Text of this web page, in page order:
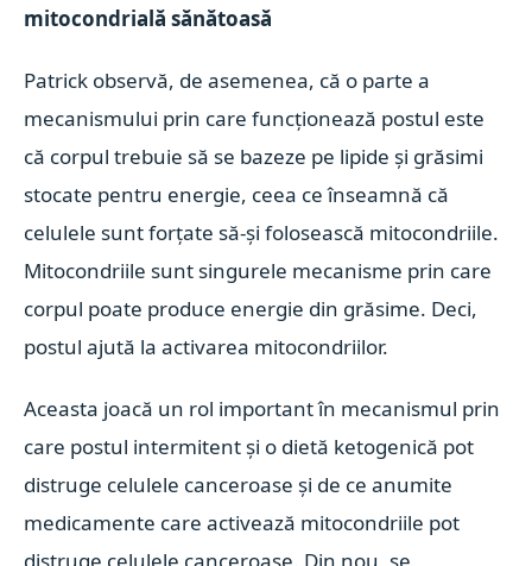
mitocondrială sănătoasă
Patrick observă, de asemenea, că o parte a
mecanismului prin care funcționează postul este
că corpul trebuie să se bazeze pe lipide și grăsimi
stocate pentru energie, ceea ce înseamnă că
celulele sunt forțate să-și folosească mitocondriile.
Mitocondriile sunt singurele mecanisme prin care
corpul poate produce energie din grăsime. Deci,
postul ajută la activarea mitocondriilor.
Aceasta joacă un rol important în mecanismul prin
care postul intermitent și o dietă ketogenică pot
distruge celulele canceroase și de ce anumite
medicamente care activează mitocondriile pot